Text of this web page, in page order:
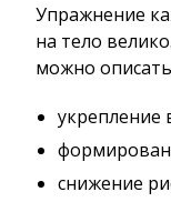
Упражнение
на тело
можно
укрепление
снижение